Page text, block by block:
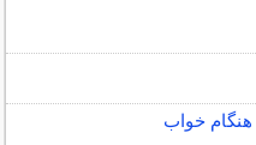
خواب